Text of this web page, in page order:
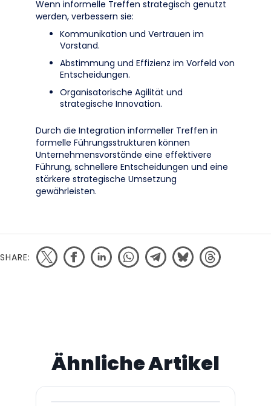
Wenn informelle Treffen strategisch genutzt
werden, verbessern sie:
Kommunikation und Vertrauen im
Vorstand.
Abstimmung und Effizienz im Vorfeld von
Entscheidungen.
Organisatorische Agilität und
strategische Innovation.
Durch die Integration informeller Treffen in
formelle Führungsstrukturen können
Unternehmensvorstände eine effektivere
Führung, schnellere Entscheidungen und eine
stärkere strategische Umsetzung
gewährleisten.
SHARE:
Ähnliche Artikel